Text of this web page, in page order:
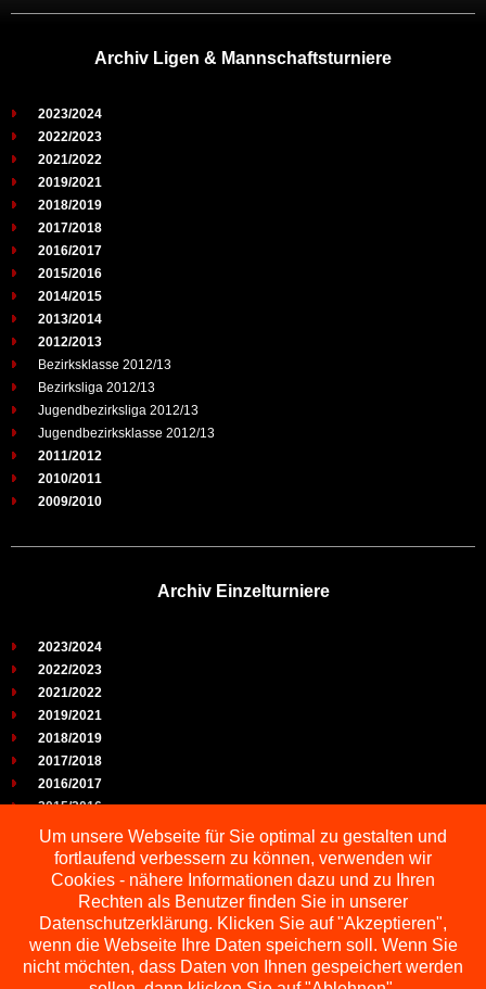
Archiv Ligen & Mannschaftsturniere
2023/2024
2022/2023
2021/2022
2019/2021
2018/2019
2017/2018
2016/2017
2015/2016
2014/2015
2013/2014
2012/2013
Bezirksklasse 2012/13
Bezirksliga 2012/13
Jugendbezirksliga 2012/13
Jugendbezirksklasse 2012/13
2011/2012
2010/2011
2009/2010
Archiv Einzelturniere
2023/2024
2022/2023
2021/2022
2019/2021
2018/2019
2017/2018
2016/2017
2015/2016
2014/2015
2013/2014
2012/2013
2011/2012
2010/2011
2009/2010
Um unsere Webseite für Sie optimal zu gestalten und
fortlaufend verbessern zu können, verwenden wir
Cookies - nähere Informationen dazu und zu Ihren
Rechten als Benutzer finden Sie in unserer
Datenschutzerklärung. Klicken Sie auf "Akzeptieren",
wenn die Webseite Ihre Daten speichern soll. Wenn Sie
nicht möchten, dass Daten von Ihnen gespeichert werden